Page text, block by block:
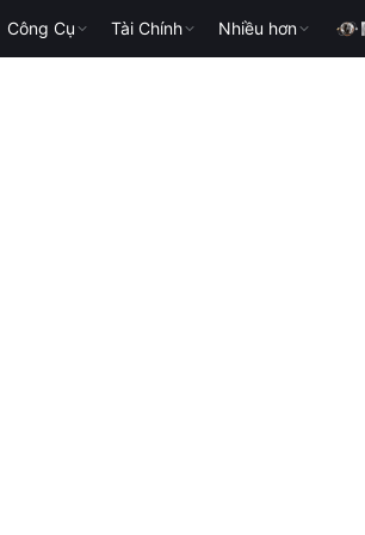
Công Cụ Tài Chính Nhiều hơn